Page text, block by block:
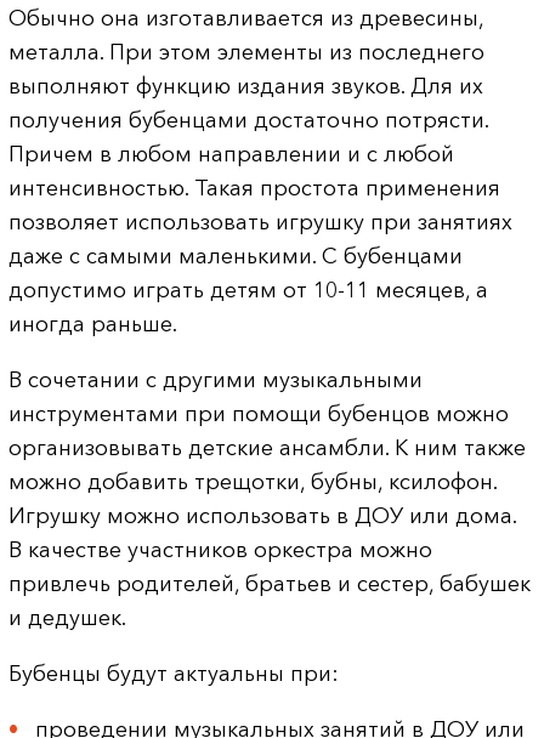
Обычно она изготавливается из древесины,
металла. При этом элементы из последнего
выполняют функцию издания звуков. Для их
получения бубенцами достаточно потрясти.
Причем в любом направлении и с любой
интенсивностью. Такая простота применения
позволяет использовать игрушку при занятиях
даже с самыми маленькими. С бубенцами
допустимо играть детям от 10-11 месяцев, а
иногда раньше.
В сочетании с другими музыкальными
инструментами при помощи бубенцов можно
организовывать детские ансамбли. К ним также
можно добавить трещотки, бубны, ксилофон.
Игрушку можно использовать в ДОУ или дома.
В качестве участников оркестра можно
привлечь родителей, братьев и сестер, бабушек
и дедушек.
Бубенцы будут актуальны при:
проведении музыкальных занятий в ДОУ или